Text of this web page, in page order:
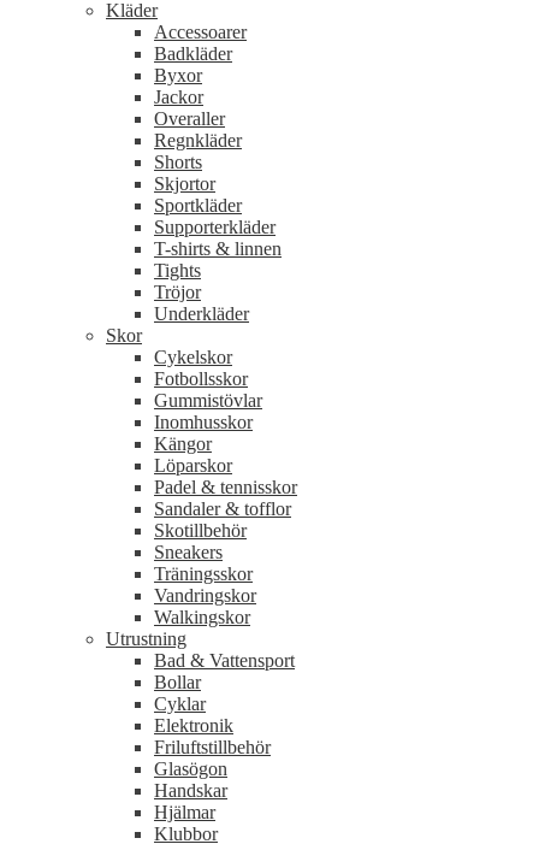
Kläder
Accessoarer
Badkläder
Byxor
Jackor
Overaller
Regnkläder
Shorts
Skjortor
Sportkläder
Supporterkläder
T-shirts & linnen
Tights
Tröjor
Underkläder
Skor
Cykelskor
Fotbollsskor
Gummistövlar
Inomhusskor
Kängor
Löparskor
Padel & tennisskor
Sandaler & tofflor
Skotillbehör
Sneakers
Träningsskor
Vandringskor
Walkingskor
Utrustning
Bad & Vattensport
Bollar
Cyklar
Elektronik
Friluftstillbehör
Glasögon
Handskar
Hjälmar
Klubbor